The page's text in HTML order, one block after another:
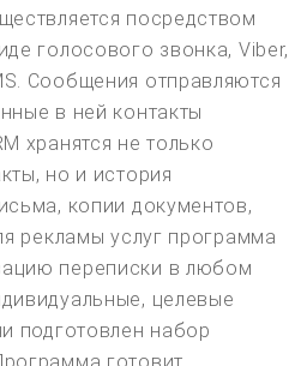
посредством
голосового звонка, Viber,
Сообщения отправляются
в ней контакты
хранятся не только
но и история
копии документов,
рекламы услуг программа
переписки в любом
целевые
подготовлен набор